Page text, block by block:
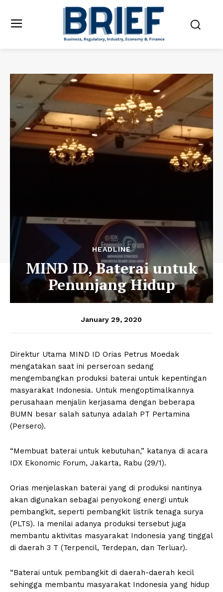
HEADLINE
MIND ID, Baterai untuk
Penunjang Hidup
January 29, 2020
Direktur Utama MIND ID Orias Petrus Moedak
mengatakan saat ini perseroan sedang
mengembangkan produksi baterai untuk kepentingan
masyarakat Indonesia. Untuk mengoptimalkannya
perusahaan menjalin kerjasama dengan beberapa
BUMN besar salah satunya adalah PT Pertamina
(Persero).
“Membuat baterai untuk kebutuhan,” katanya di acara
IDX Ekonomic Forum, Jakarta, Rabu (29/1).
Orias menjelaskan baterai yang di produksi nantinya
akan digunakan sebagai penyokong energi untuk
pembangkit, seperti pembangkit listrik tenaga surya
(PLTS). Ia menilai adanya produksi tersebut juga
membantu aktivitas masyarakat Indonesia yang tinggal
di daerah 3 T (Terpencil, Terdepan, dan Terluar).
“Baterai untuk pembangkit di daerah-daerah kecil
sehingga membantu masyarakat Indonesia yang hidup